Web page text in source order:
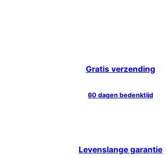
Gratis verzending
60 dagen bedenktijd
Levenslange garantie